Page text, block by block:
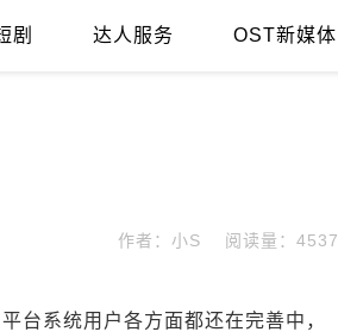
剧 达人服务 OST新媒体
阅读量：4537
作者：小S
台系统用户各方面都还在完善中，